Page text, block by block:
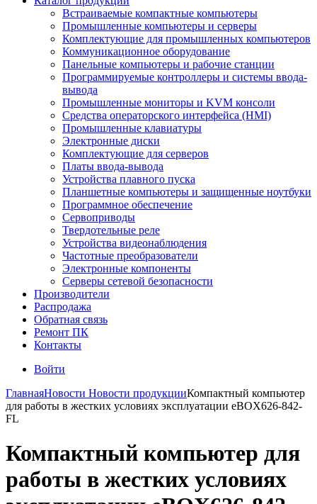
Встраиваемые компактные компьютеры
Промышленные компьютеры и серверы
Комплектующие для промышленных компьютеров
Коммуникационное оборудование
Панельные компьютеры и рабочие станции
Программируемые контроллеры и системы ввода-
вывода
Промышленные мониторы и KVM консоли
Средства операторского интерфейса (HMI)
Промышленные клавиатуры
Электронные диски
Комплектующие для серверов
Платы ввода-вывода
Устройства плавного пуска
Планшетные компьютеры и защищенные ноутбуки
Программное обеспечение
Сервоприводы
Твердотельные реле
Устройства видеонаблюдения
Частотные преобразователи
Электронные компоненты
Серверы сетевой безопасности
Производители
Распродажа
Обратная связь
Ремонт ПК
Контакты
Войти
ГлавнаяНовости Новости продукцииКомпактный компьютер
для работы в жестких условиях эксплуатации eBOX626-842-
FL
Компактный компьютер для
работы в жестких условиях